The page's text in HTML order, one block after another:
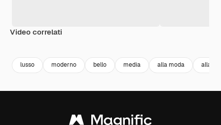
Video correlati
lusso moderno bello media alla moda alla